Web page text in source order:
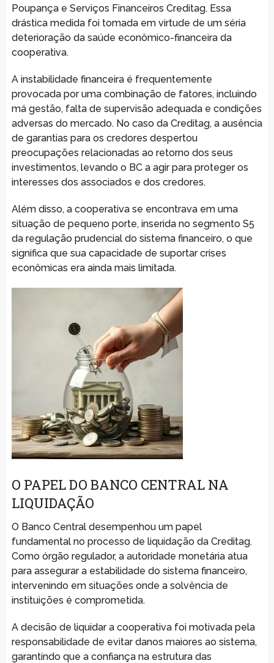
Poupança e Serviços Financeiros Creditag. Essa
drástica medida foi tomada em virtude de um séria
deterioração da saúde econômico-financeira da
cooperativa.
A instabilidade financeira é frequentemente
provocada por uma combinação de fatores, incluindo
má gestão, falta de supervisão adequada e condições
adversas do mercado. No caso da Creditag, a ausência
de garantias para os credores despertou
preocupações relacionadas ao retorno dos seus
investimentos, levando o BC a agir para proteger os
interesses dos associados e dos credores.
Além disso, a cooperativa se encontrava em uma
situação de pequeno porte, inserida no segmento S5
da regulação prudencial do sistema financeiro, o que
significa que sua capacidade de suportar crises
econômicas era ainda mais limitada.
O PAPEL DO BANCO CENTRAL NA
LIQUIDAÇÃO
O Banco Central desempenhou um papel
fundamental no processo de liquidação da Creditag.
Como órgão regulador, a autoridade monetária atua
para assegurar a estabilidade do sistema financeiro,
intervenindo em situações onde a solvência de
instituições é comprometida.
A decisão de liquidar a cooperativa foi motivada pela
responsabilidade de evitar danos maiores ao sistema,
garantindo que a confiança na estrutura das